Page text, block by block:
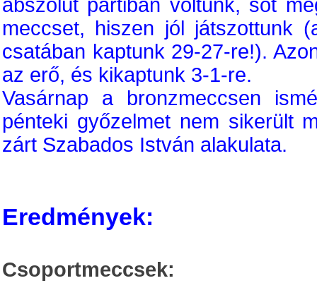
abszolút partiban voltunk, sőt
meccset, hiszen jól játszottunk
csatában kaptunk 29-27-re!).
az erő, és kikaptunk 3-1-re.
Vasárnap a bronzmeccsen
pénteki győzelmet nem sikerült
zárt Szabados István alakulata.
Eredmények:
Csoportmeccsek: